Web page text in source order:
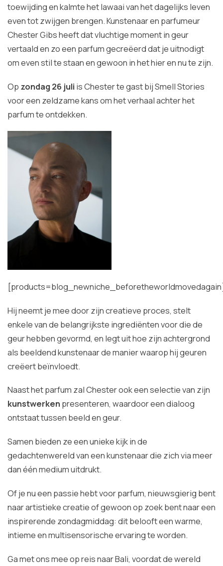
toewijding en kalmte het lawaai van het dagelijks leven
even tot zwijgen brengen. Kunstenaar en parfumeur
Chester Gibs heeft dat vluchtige moment in geur
vertaald en zo een parfum gecreëerd dat je uitnodigt
om even stil te staan en gewoon in het hier en nu te zijn.
Op zondag 26 juli is Chester te gast bij Smell Stories
voor een zeldzame kans om het verhaal achter het
parfum te ontdekken.
Hij neemt je mee door zijn creatieve proces, stelt
enkele van de belangrijkste ingrediënten voor die de
geur hebben gevormd, en legt uit hoe zijn achtergrond
als beeldend kunstenaar de manier waarop hij geuren
creëert beïnvloedt.
Naast het parfum zal Chester ook een selectie van zijn
kunstwerken presenteren, waardoor een dialoog
ontstaat tussen beeld en geur.
Samen bieden ze een unieke kijk in de
gedachtenwereld van een kunstenaar die zich via meer
dan één medium uitdrukt.
Of je nu een passie hebt voor parfum, nieuwsgierig bent
naar artistieke creatie of gewoon op zoek bent naar een
inspirerende zondagmiddag: dit belooft een warme,
intieme en multisensorische ervaring te worden.
Ga met ons mee op reis naar Bali, voordat de wereld